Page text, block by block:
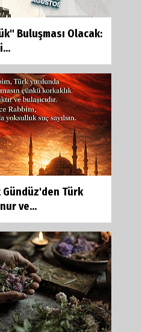
Buluşması Olacak:
Türk
ve...